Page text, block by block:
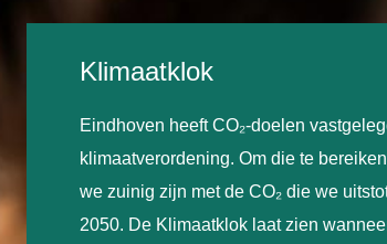
Klimaatklok
Eindhoven heeft CO₂-doelen
klimaatverordening. Om die te
we zuinig zijn met de CO₂ die we
2050. De Klimaatklok laat zien